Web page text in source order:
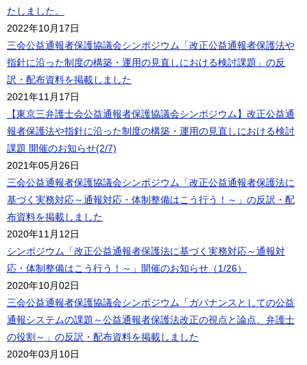
たしました。
2022年10月17日
三会公益通報者保護協議会シンポジウム「改正公益通報者保護法や
指針に沿った制度の構築・運用の見直しにおける検討課題」の反
訳・配布資料を掲載しました
2021年11月17日
【東京三弁護士会公益通報者保護協議会シンポジウム】改正公益通
報者保護法や指針に沿った制度の構築・運用の見直しにおける検討
課題 開催のお知らせ(2/7)
2021年05月26日
三会公益通報者保護協議会シンポジウム「改正公益通報者保護法に
基づく実務対応～通報対応・体制整備はこう行う！～」の反訳・配
布資料を掲載しました
2020年11月12日
シンポジウム「改正公益通報者保護法に基づく実務対応～通報対
応・体制整備はこう行う！～」開催のお知らせ（1/26）
2020年10月02日
三会公益通報者保護協議会シンポジウム「ガバナンスとしての公益
通報システムの課題～公益通報者保護法改正の視点と論点、弁護士
の役割～」の反訳・配布資料を掲載しました
2020年03月10日